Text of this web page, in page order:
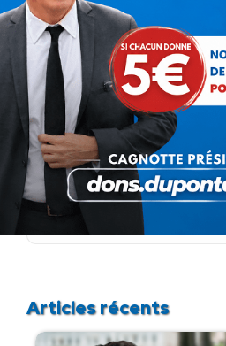
Budget :
La
24
Rechercher
Recherche
Articles récents